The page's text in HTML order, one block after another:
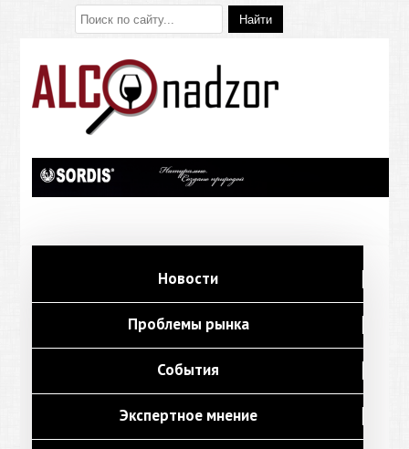
Новости
Проблемы рынка
События
Экспертное мнение